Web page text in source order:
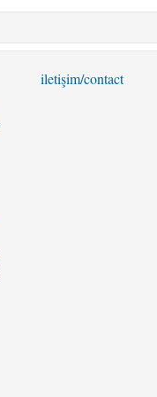
iDans
iletişim/contact